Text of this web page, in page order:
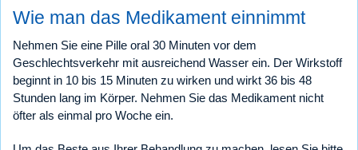
Wie man das Medikament einnimmt
Nehmen Sie eine Pille oral 30 Minuten vor dem
Geschlechtsverkehr mit ausreichend Wasser ein. Der Wirkstoff
beginnt in 10 bis 15 Minuten zu wirken und wirkt 36 bis 48
Stunden lang im Körper. Nehmen Sie das Medikament nicht
öfter als einmal pro Woche ein.